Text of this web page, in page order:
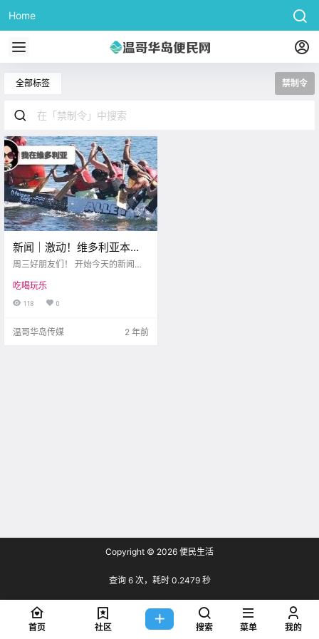
Home
全部标签 禁制令
新闻｜激动！维多利亚本周
末有龙舟赛！全省篝火禁令
周三好朋友们！ 开始今天的新闻之
7月21日这一天 为了庆祝全国冰淇淋
日 DQ推出$0.5购买 小份香草冰淇
吃喝玩乐
118 0
温哥华岛传媒 2 年前
Copyright © 2026 便民生活
查询 6 次，耗时 0.2479 秒
首页 社区 搜索 菜单 我的